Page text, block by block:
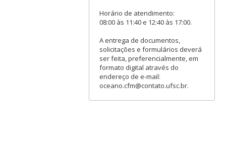
Horário de atendimento:
08:00 às 11:40 e 12:40 às 17:00.
A entrega de documentos,
solicitações e formulários deverá
ser feita, preferencialmente, em
formato digital através do
endereço de e-mail:
oceano.cfm@contato.ufsc.br.